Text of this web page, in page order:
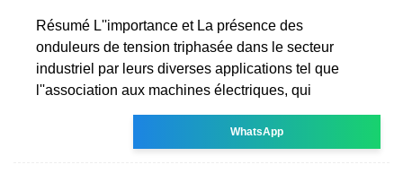
Résumé L''importance et La présence des
onduleurs de tension triphasée dans le secteur
industriel par leurs diverses applications tel que
l''association aux machines électriques, qui
WhatsApp